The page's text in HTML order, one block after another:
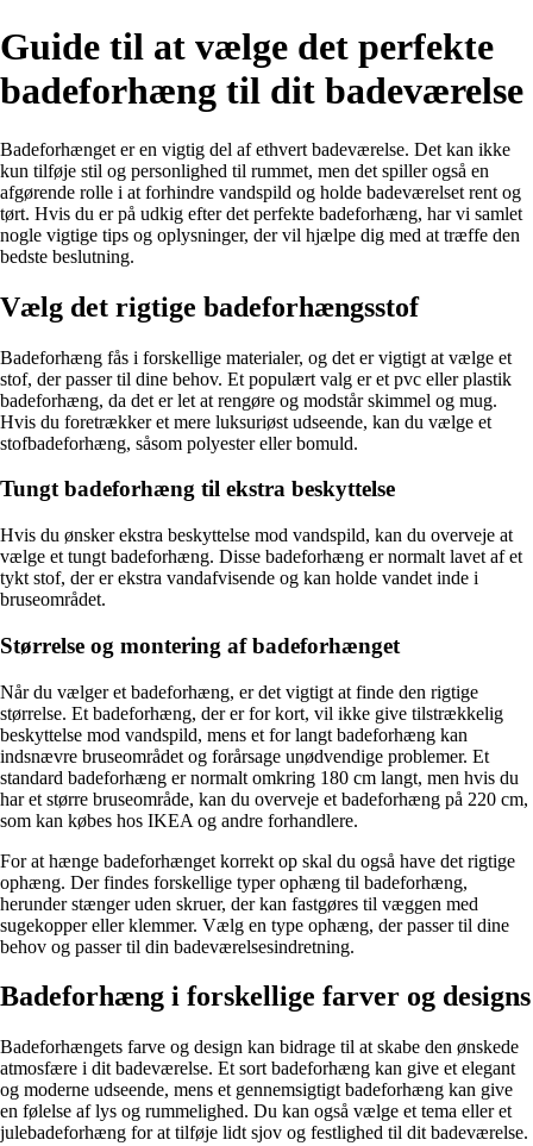
Guide til at vælge det perfekte
badeforhæng til dit badeværelse
Badeforhænget er en vigtig del af ethvert badeværelse. Det kan ikke
kun tilføje stil og personlighed til rummet, men det spiller også en
afgørende rolle i at forhindre vandspild og holde badeværelset rent og
tørt. Hvis du er på udkig efter det perfekte badeforhæng, har vi samlet
nogle vigtige tips og oplysninger, der vil hjælpe dig med at træffe den
bedste beslutning.
Vælg det rigtige badeforhængsstof
Badeforhæng fås i forskellige materialer, og det er vigtigt at vælge et
stof, der passer til dine behov. Et populært valg er et pvc eller plastik
badeforhæng, da det er let at rengøre og modstår skimmel og mug.
Hvis du foretrækker et mere luksuriøst udseende, kan du vælge et
stofbadeforhæng, såsom polyester eller bomuld.
Tungt badeforhæng til ekstra beskyttelse
Hvis du ønsker ekstra beskyttelse mod vandspild, kan du overveje at
vælge et tungt badeforhæng. Disse badeforhæng er normalt lavet af et
tykt stof, der er ekstra vandafvisende og kan holde vandet inde i
bruseområdet.
Størrelse og montering af badeforhænget
Når du vælger et badeforhæng, er det vigtigt at finde den rigtige
størrelse. Et badeforhæng, der er for kort, vil ikke give tilstrækkelig
beskyttelse mod vandspild, mens et for langt badeforhæng kan
indsnævre bruseområdet og forårsage unødvendige problemer. Et
standard badeforhæng er normalt omkring 180 cm langt, men hvis du
har et større bruseområde, kan du overveje et badeforhæng på 220 cm,
som kan købes hos IKEA og andre forhandlere.
For at hænge badeforhænget korrekt op skal du også have det rigtige
ophæng. Der findes forskellige typer ophæng til badeforhæng,
herunder stænger uden skruer, der kan fastgøres til væggen med
sugekopper eller klemmer. Vælg en type ophæng, der passer til dine
behov og passer til din badeværelsesindretning.
Badeforhæng i forskellige farver og designs
Badeforhængets farve og design kan bidrage til at skabe den ønskede
atmosfære i dit badeværelse. Et sort badeforhæng kan give et elegant
og moderne udseende, mens et gennemsigtigt badeforhæng kan give
en følelse af lys og rummelighed. Du kan også vælge et tema eller et
julebadeforhæng for at tilføje lidt sjov og festlighed til dit badeværelse.